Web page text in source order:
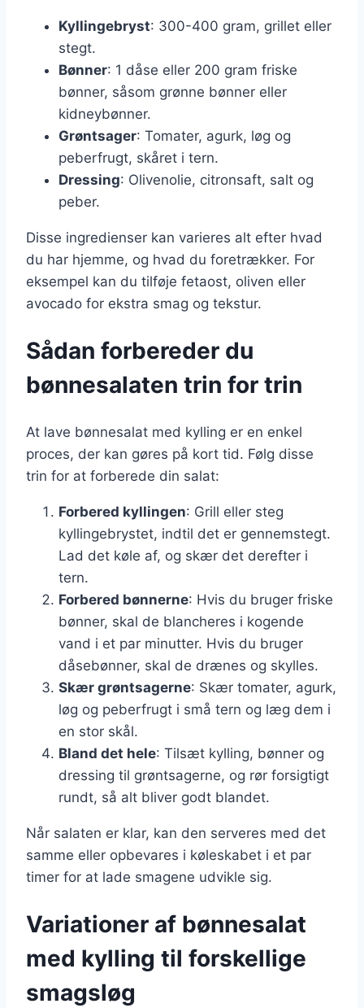
Kyllingebryst: 300-400 gram, grillet eller
stegt.
Bønner: 1 dåse eller 200 gram friske
bønner, såsom grønne bønner eller
kidneybønner.
Grøntsager: Tomater, agurk, løg og
peberfrugt, skåret i tern.
Dressing: Olivenolie, citronsaft, salt og
peber.
Disse ingredienser kan varieres alt efter hvad
du har hjemme, og hvad du foretrækker. For
eksempel kan du tilføje fetaost, oliven eller
avocado for ekstra smag og tekstur.
Sådan forbereder du
bønnesalaten trin for trin
At lave bønnesalat med kylling er en enkel
proces, der kan gøres på kort tid. Følg disse
trin for at forberede din salat:
Forbered kyllingen: Grill eller steg
kyllingebrystet, indtil det er gennemstegt.
Lad det køle af, og skær det derefter i
tern.
Forbered bønnerne: Hvis du bruger friske
bønner, skal de blancheres i kogende
vand i et par minutter. Hvis du bruger
dåsebønner, skal de drænes og skylles.
Skær grøntsagerne: Skær tomater, agurk,
løg og peberfrugt i små tern og læg dem i
en stor skål.
Bland det hele: Tilsæt kylling, bønner og
dressing til grøntsagerne, og rør forsigtigt
rundt, så alt bliver godt blandet.
Når salaten er klar, kan den serveres med det
samme eller opbevares i køleskabet i et par
timer for at lade smagene udvikle sig.
Variationer af bønnesalat
med kylling til forskellige
smagsløg